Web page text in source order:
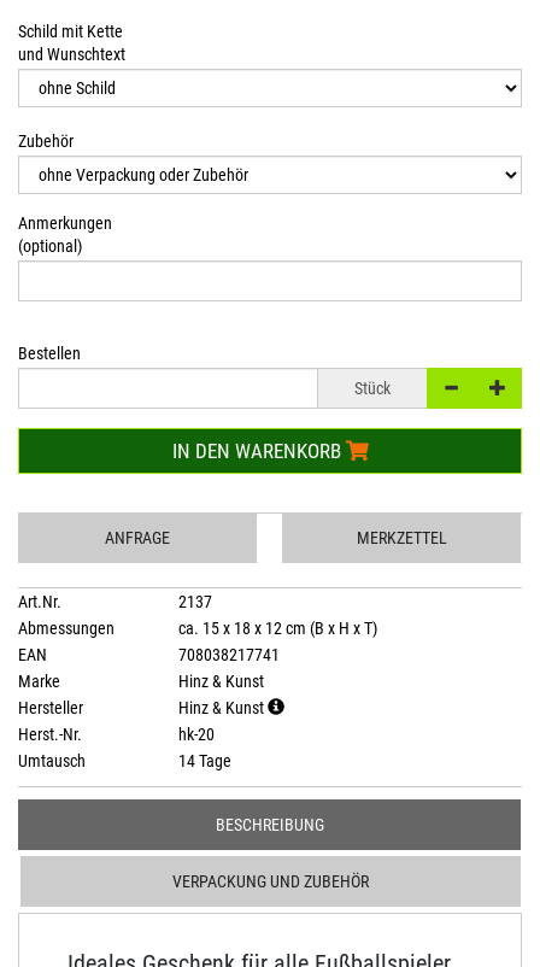
Schild mit Kette
und Wunschtext
Zubehör
Anmerkungen
(optional)
Bestellen
Stück
IN DEN WARENKORB
ANFRAGE MERKZETTEL
Art.Nr.
2137
Abmessungen
ca. 15 x 18 x 12 cm (B x H x T)
EAN
708038217741
Marke
Hinz & Kunst
Hersteller
Hinz & Kunst
Herst.-Nr.
hk-20
Umtausch
14 Tage
BESCHREIBUNG
VERPACKUNG UND ZUBEHÖR